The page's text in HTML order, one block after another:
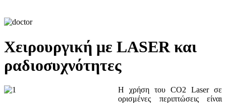
Χειρουργική με LASER και
ραδιοσυχνότητες
Η χρήση του CO2 Laser σε
ορισμένες περιπτώσεις είναι